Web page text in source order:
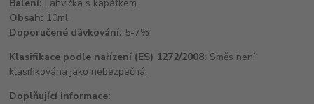
Balení: Lahvička s kapátkem
Obsah: 10ml
Doporučené dávkování: 5-7%
Klasifikace podle nařízení (ES) 1272/2008: Směs není
klasifikována jako nebezpečná.
Doplňující informace: